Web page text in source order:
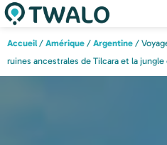
Accueil/ Amérique / Argentine /
ruines ancestrales de Tilcara et la jungle